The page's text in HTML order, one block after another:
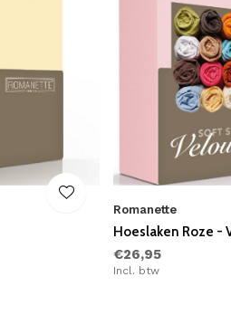
Romanette
Hoeslaken Roze -
€26,95
Incl. btw